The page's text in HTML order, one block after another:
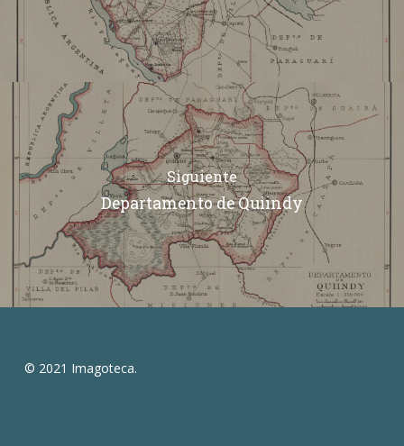
Siguiente
Departamento de Quiindy
© 2021 Imagoteca.